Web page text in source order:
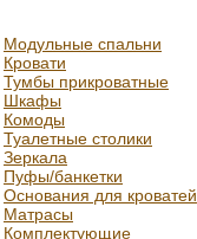
Модульные спальни
Кровати
Тумбы прикроватные
Шкафы
Комоды
Туалетные столики
Зеркала
Пуфы/банкетки
Основания для кроватей
Матрасы
Комплектующие